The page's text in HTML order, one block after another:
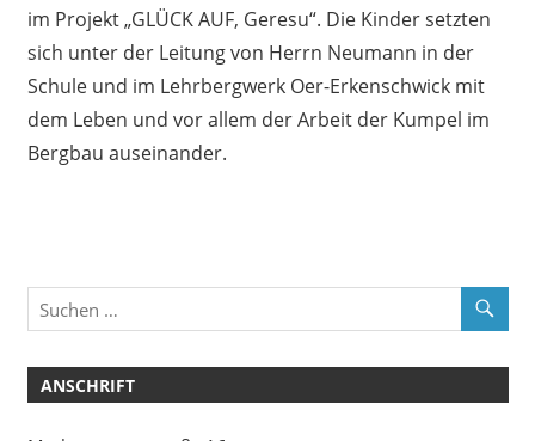
im Projekt „GLÜCK AUF, Geresu“. Die Kinder setzten
sich unter der Leitung von Herrn Neumann in der
Schule und im Lehrbergwerk Oer-Erkenschwick mit
dem Leben und vor allem der Arbeit der Kumpel im
Bergbau auseinander.
ANSCHRIFT